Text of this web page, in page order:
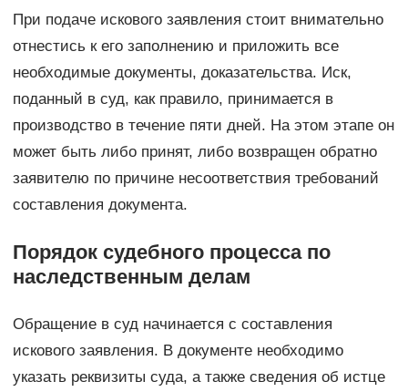
При подаче искового заявления стоит внимательно
отнестись к его заполнению и приложить все
необходимые документы, доказательства. Иск,
поданный в суд, как правило, принимается в
производство в течение пяти дней. На этом этапе он
может быть либо принят, либо возвращен обратно
заявителю по причине несоответствия требований
составления документа.
Порядок судебного процесса по
наследственным делам
Обращение в суд начинается с составления
искового заявления. В документе необходимо
указать реквизиты суда, а также сведения об истце